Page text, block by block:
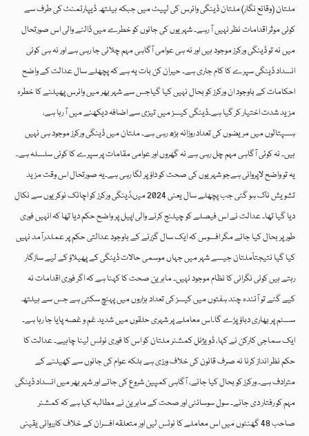
ملتان (وقائع نگار) ملتان ڈینگی وائرس کی لپیٹ میں جبکہ ہیلتھ ڈیپارٹمنٹ کی طرف سے
کوئی موثر اقدامات نظر نہیں آ رہے۔ شہریوں کی جانوں کو خطرے میں ڈالنے والی اس صورتحال
میں نہ تو ڈینگی ورکرز موجود ہیں اور نہ ہی عوامی آگاہی مہم چلائی جا رہی ہے اور نہ ہی کوئی
انسداد ڈینگی سپرے کا کام جاری ہے۔ حیران کن بات یہ ہے کہ پچھلے سال عدالت کے واضح
احکامات کے باوجود ان ورکرز کو بحال نہیں کیا گیاجس سے شہر بھر میں وائرس پھیلنے کا خطرہ
مزید شدت اختیار کر گیا ہے۔ڈینگی کیسز میں تیزی سے اضافہ دیکھنے میں آ رہا ہے،
ہسپتالوں میں مریضوں کی تعداد روزانہ بڑھ رہی ہے۔ ملتان میں ڈینگی ورکرز موجود ہی نہیں
ہیں۔ نہ کوئی آگاہی مہم چل رہی ہے نہ گھروں اور عوامی مقامات پر سپرے کا کوئی سلسلہ ہے۔
یہ تو واضح لاپروائی ہےجو شہریوں کی صحت کو داؤ پر لگا رہی ہے۔یہ صورتحال اس وقت مزید
تشویش ناک ہو گئی جب پچھلے سال یعنی 2024 میںڈینگی ورکرز کو اچانک نوکریوں سے نکال
دیا گیا تھا۔ عدالت نے اس فیصلے کو چیلنج کرنے والی اپیل پر واضح حکم دیا تھا کہ انہیں فوری
طور پر بحال کیا جائے مگر افسوس کہ ایک سال گزرنے کے باوجود عدالتی حکم پر عملدرآمد نہیں
کیا گیا نتیجتاًملتان جیسے شہر میں جہاں موسمی حالات ڈینگی کے پھیلاؤ کے لیے سازگار
رہتے ہیں کوئی نگرانی کا نظام موجود نہیں۔ ماہرین صحت کا کہنا ہے کہ اگر فوری اقدامات نہ
کیے گئے تو آئندہ چند ہفتوں میں کیسز کی تعداد ہزاروں میں پہنچ سکتی ہے جس سے ہیلتھ
سسٹم پر بھاری دباؤ پڑے گا۔اس معاملے پر شہری حلقوں میں شدید غم و غصہ پایا جا رہا ہے۔
ایک سماجی کارکن نے کہا، ڈویژنل کمشنر ملتان کو اس کا فوری نوٹس لینا چاہیے۔ عدالت کا
حکم نظر انداز کرنا نہ صرف قانون کی خلاف ورزی ہے بلکہ عوام کی جانوں سے کھیلنے کے
مترادف ہے۔ ورکرز کو بحال کیا جائے، آگاہی کمپین شروع کی جائے اور شہر بھر میں انسداد ڈینگی
مہم کو رفتار دی جائے۔ سول سوسائٹی اور صحت کے ماہرین نے مطالبہ کیا ہے کہ کمشنر
صاحب 48 گھنٹوں میں اس معاملے کا نوٹس لیں اور متعلقہ افسران کے خلاف کارروائی یقینی